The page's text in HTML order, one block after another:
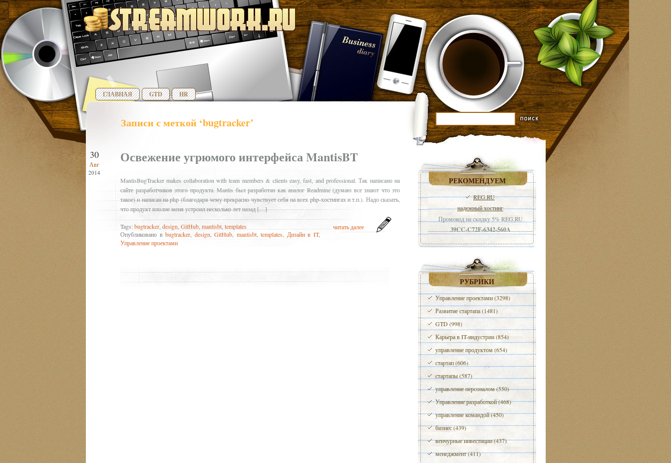
ГЛАВНАЯ GTD HR
Записи с меткой ‘bugtracker’
30
Авг
2014
Освежение угрюмого интерфейса MantisBT
MantisBugTracker makes collaboration with team members & clients easy, fast, and professional. Так написано на
сайте разработчиков этого продукта. Mantis был разработан как аналог Readmine (думаю все знают что это
такое) и написан на php (благодаря чему прекрасно чувствует себя на всех php-хостингах и т.п.). Надо сказать,
что продукт вполне меня устроил несколько лет назад […]
Tags: bugtracker design GitHub mantisbt templates
Опубликовано вbugtracker design ,GitHub mantisbt,templates Дизайн в IT,
Управление проектами
читать далее
РЕКОМЕНДУЕМ
REG.RU
надежный хостинг
Промокод на скидку 5% REG.RU
39CC-C72F-6342-560A
РУБРИКИ
Управление проектами (3298)
Развитие стартапа (1481)
GTD (998)
Карьера в IT-индустрии (854)
управление продуктом (654)
стартап (606)
стартапы (587)
управление персоналом (550)
Управление разработкой (468)
управление командой (450)
бизнес (439)
венчурные инвестиции (437)
менеджмент (411)